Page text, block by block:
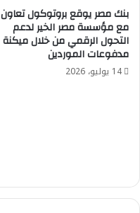
بنك مصر يوقع بروتوكول تعاون
مع مؤسسة مصر الخير لدعم
التحول الرقمي من خلال ميكنة
مدفوعات الموردين
14 يوليو، 2026